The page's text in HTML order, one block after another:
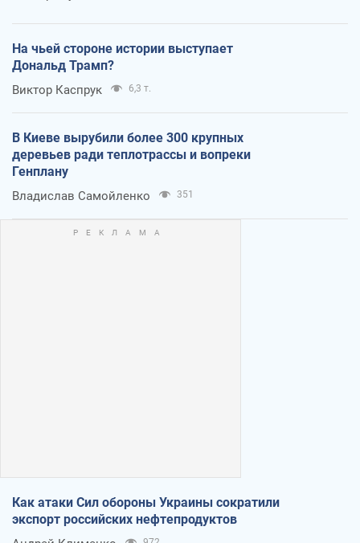
На чьей стороне истории выступает
Дональд Трамп?
Виктор Каспрук 6,3 т.
В Киеве вырубили более 300 крупных
деревьев ради теплотрассы и вопреки
Генплану
Владислав Самойленко 351
Как атаки Сил обороны Украины сократили
экспорт российских нефтепродуктов